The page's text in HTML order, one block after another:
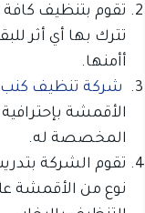
تقوم بتنظيف كافة
تترك بها أي أثر
أأمنها.
شركة تنظيف كنب
الأقمشة
المخصصة له.
تقوم الشركة
نوع من الأقمشة